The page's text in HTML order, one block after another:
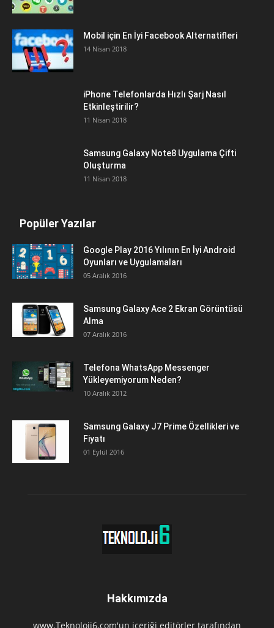
Mobil için En İyi Facebook Alternatifleri
14 Nisan 2018
iPhone Telefonlarda Hızlı Şarj Nasıl
Etkinleştirilir?
11 Nisan 2018
Samsung Galaxy Note8 Uygulama Çifti
Oluşturma
11 Nisan 2018
Popüler Yazılar
Google Play 2016 Yılının En İyi Android
Oyunları ve Uygulamaları
05 Aralık 2016
Samsung Galaxy Ace 2 Ekran Görüntüsü
Alma
07 Aralık 2016
Telefona WhatsApp Messenger
Yükleyemiyorum Neden?
10 Aralık 2012
Samsung Galaxy J7 Prime Özellikleri ve
Fiyatı
01 Eylül 2016
Hakkımızda
www.Teknoloji6.com'un içeriği editörler tarafından